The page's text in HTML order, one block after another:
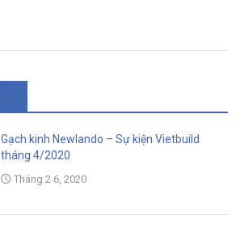
Gạch kinh Newlando – Sự kiện Vietbuild
tháng 4/2020
Tháng 2 6, 2020